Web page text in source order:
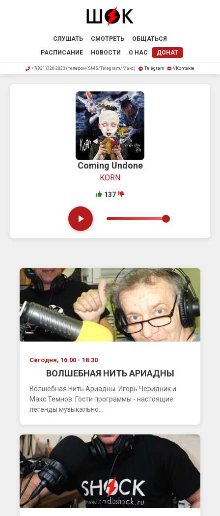
СЛУШАТЬ СМОТРЕТЬ
ОБЩАТЬСЯ
РАСПИСАНИЕ
НОВОСТИ О НАС ДОНАТ
+7(921)326-2020 (телефон/SMS/Telegram/Макс) Telegram VKontakte
Coming Undone
KORN
137
Сегодня, 16:00 - 18:30
ВОЛШЕБНАЯ НИТЬ АРИАДНЫ
Волшебная Нить Ариадны. Игорь Черидник и
Макс Темнов. Гости программы - настоящие
легенды музыкально...